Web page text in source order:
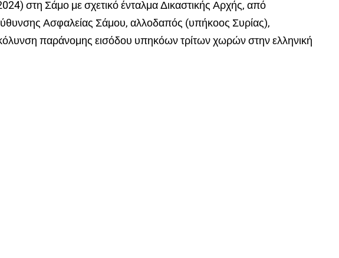
στη Σάμο με σχετικό ένταλμα Δικαστικής Αρχής, από
Ασφαλείας Σάμου, αλλοδαπός (υπήκοος Συρίας),
παράνομης εισόδου υπηκόων τρίτων χωρών στην ελληνική